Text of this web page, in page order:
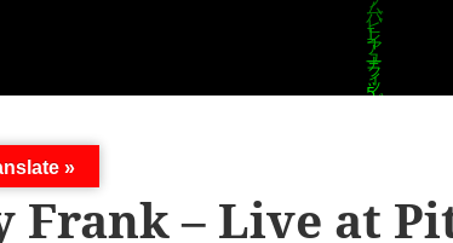
Frank – Live at
»